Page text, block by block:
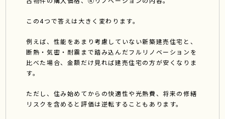
この4つで答えは大きく変わります。
例えば、性能をあまり考慮していない新築建売住宅と、
断熱・気密・耐震まで踏み込んだフルリノベーションを
比べた場合、金額だけ見れば建売住宅の方が安くなりま
す。
ただし、住み始めてからの快適性や光熱費、将来の修繕
リスクを含めると評価は逆転することもあります。